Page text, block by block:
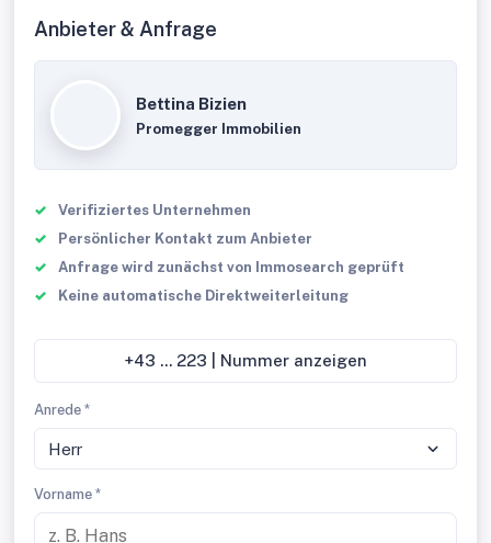
Anbieter & Anfrage
Bettina Bizien
Promegger Immobilien
Verifiziertes Unternehmen
Persönlicher Kontakt zum Anbieter
Anfrage wird zunächst von Immosearch geprüft
Keine automatische Direktweiterleitung
+43 ... 223 | Nummer anzeigen
Anrede *
Herr
Vorname *